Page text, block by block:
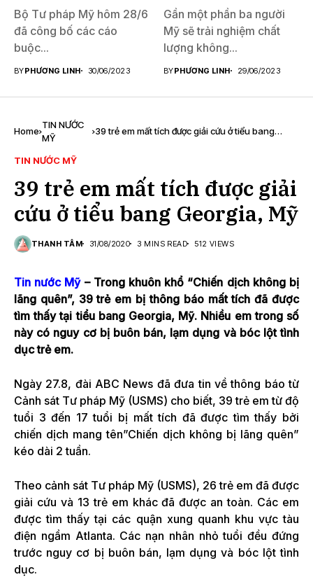
Bộ Tư pháp Mỹ hôm 28/6
đã công bố các cáo
buộc...
BYPHƯƠNG LINH 30/06/2023
Gần một phần ba người
Mỹ sẽ trải nghiệm chất
lượng không...
BYPHƯƠNG LINH 29/06/2023
Home
TIN NƯỚC
MỸ
39 trẻ em mất tích được giải cứu ở tiểu bang
TIN NƯỚC MỸ
39 trẻ em mất tích được giải
cứu ở tiểu bang Georgia, Mỹ
THANH TÂM 31/08/2020 3 MINS READ 512 VIEWS
Tin nước Mỹ– Trong khuôn khổ “Chiến dịch không bị
lãng quên”, 39 trẻ em bị thông báo mất tích đã được
tìm thấy tại tiểu bang Georgia, Mỹ. Nhiều em trong số
này có nguy cơ bị buôn bán, lạm dụng và bóc lột tình
dục trẻ em.
Ngày 27.8, đài ABC News đã đưa tin về thông báo từ
Cảnh sát Tư pháp Mỹ (USMS) cho biết, 39 trẻ em từ độ
tuổi 3 đến 17 tuổi bị mất tích đã được tìm thấy bởi
chiến dịch mang tên”Chiến dịch không bị lãng quên”
kéo dài 2 tuần.
Theo cảnh sát Tư pháp Mỹ (USMS), 26 trẻ em đã được
giải cứu và 13 trẻ em khác đã được an toàn. Các em
được tìm thấy tại các quận xung quanh khu vực tàu
điện ngầm Atlanta. Các nạn nhân nhỏ tuổi đều đứng
trước nguy cơ bị buôn bán, lạm dụng và bóc lột tình
dục.